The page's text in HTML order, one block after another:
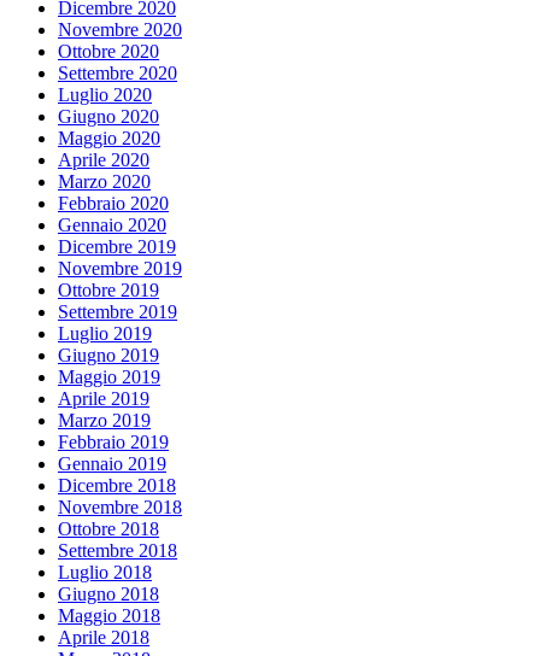
Dicembre 2020
Novembre 2020
Ottobre 2020
Settembre 2020
Luglio 2020
Giugno 2020
Maggio 2020
Aprile 2020
Marzo 2020
Febbraio 2020
Gennaio 2020
Dicembre 2019
Novembre 2019
Ottobre 2019
Settembre 2019
Luglio 2019
Giugno 2019
Maggio 2019
Aprile 2019
Marzo 2019
Febbraio 2019
Gennaio 2019
Dicembre 2018
Novembre 2018
Ottobre 2018
Settembre 2018
Luglio 2018
Giugno 2018
Maggio 2018
Aprile 2018